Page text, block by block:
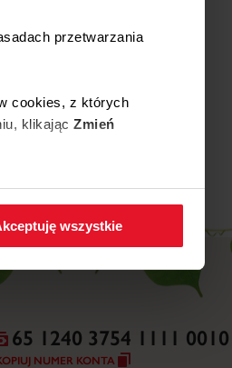
przetwarzania
cookies, z których
klikając Zmień
zakładkęPolityka
wszystkie
65 1240 3754 1111
NUMER KONTA